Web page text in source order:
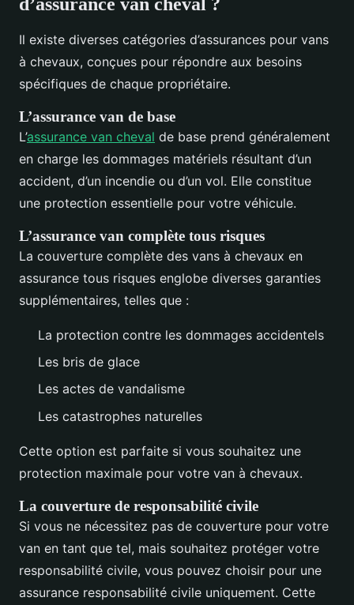
Il existe diverses catégories d’assurances pour vans
à chevaux, conçues pour répondre aux besoins
spécifiques de chaque propriétaire.
L’assurance van de base
L’assurance van cheval de base prend généralement
en charge les dommages matériels résultant d’un
accident, d’un incendie ou d’un vol. Elle constitue
une protection essentielle pour votre véhicule.
L’assurance van complète tous risques
La couverture complète des vans à chevaux en
assurance tous risques englobe diverses garanties
supplémentaires, telles que :
La protection contre les dommages accidentels
Les bris de glace
Les actes de vandalisme
Les catastrophes naturelles
Cette option est parfaite si vous souhaitez une
protection maximale pour votre van à chevaux.
La couverture de responsabilité civile
Si vous ne nécessitez pas de couverture pour votre
van en tant que tel, mais souhaitez protéger votre
responsabilité civile, vous pouvez choisir pour une
assurance responsabilité civile uniquement. Cette